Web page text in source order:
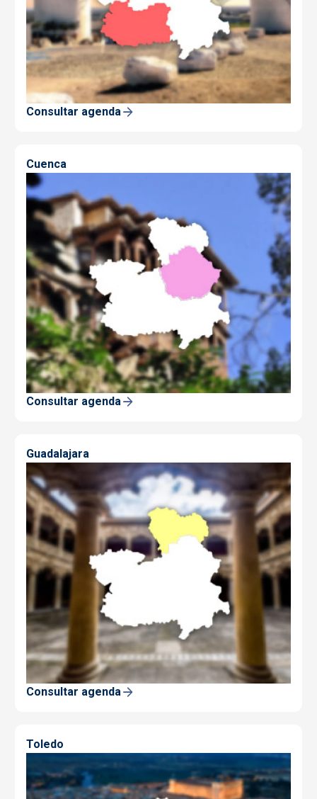
Consultar agenda
Cuenca
Consultar agenda
Guadalajara
Consultar agenda
Toledo